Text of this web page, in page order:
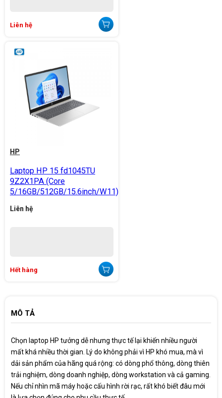
Liên hệ
HP
Laptop HP 15 fd1045TU
9Z2X1PA (Core
5/16GB/512GB/15.6inch/W11)
Liên hệ
Hết hàng
MÔ TẢ
Chọn laptop HP tưởng dễ nhưng thực tế lại khiến nhiều người
mất khá nhiều thời gian. Lý do không phải vì HP khó mua, mà vì
dải sản phẩm của hãng quá rộng: có dòng phổ thông, dòng thiên
trải nghiệm, dòng doanh nghiệp, dòng workstation và cả gaming.
Nếu chỉ nhìn mã máy hoặc cấu hình rời rạc, rất khó biết đâu mới